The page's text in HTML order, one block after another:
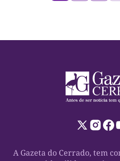
A Gazeta do Cerrado, tem